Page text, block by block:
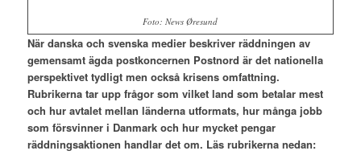
Foto: News Øresund
När danska och svenska medier beskriver räddningen av
gemensamt ägda postkoncernen Postnord är det nationella
perspektivet tydligt men också krisens omfattning.
Rubrikerna tar upp frågor som vilket land som betalar mest
och hur avtalet mellan länderna utformats, hur många jobb
som försvinner i Danmark och hur mycket pengar
räddningsaktionen handlar det om. Läs rubrikerna nedan: